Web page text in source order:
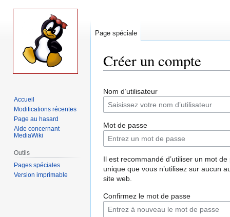
Créer un compte
à
à
Nom d’utilisateur
Mot de passe
Il est recommandé d’utiliser un mot de
unique que vous n’utilisez sur aucun
site web.
Confirmez le mot de passe
Page spéciale
Accueil
Modifications récentes
Page au hasard
Aide concernant
MediaWiki
Outils
Pages spéciales
Version imprimable